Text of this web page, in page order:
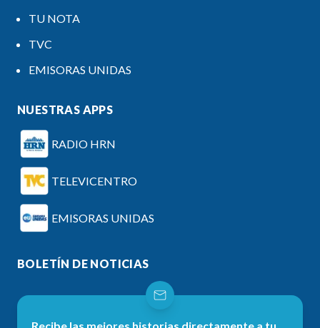
TU NOTA
TVC
EMISORAS UNIDAS
NUESTRAS APPS
RADIO HRN
TELEVICENTRO
EMISORAS UNIDAS
BOLETÍN DE NOTICIAS